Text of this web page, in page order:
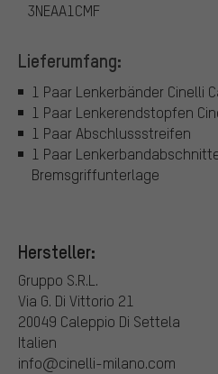
3NEAA1CMF
Lieferumfang:
1 Paar Lenkerbänder Cinelli
1 Paar Lenkerendstopfen
1 Paar Abschlussstreifen
1 Paar
Bremsgriffunterlage
Hersteller:
Gruppo S.R.L.
Via G. Di Vittorio 21
20049 Caleppio Di Settela
Italien
info@cinelli-milano.com